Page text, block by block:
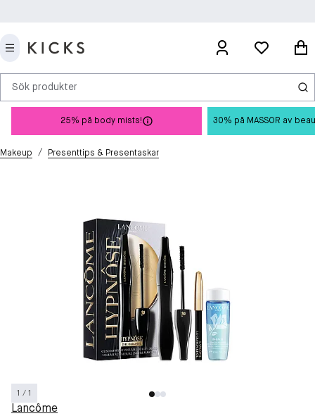
Sök produkter
25% på body mists! 30% på MASSOR av
Makeup / Presenttips & Presentaskar
1 / 1
Lancôme